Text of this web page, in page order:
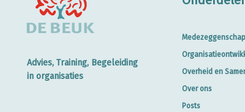
Advies, Training, Begeleiding
in organisaties
Medezeggenschap
Overheid en
Over ons
Posts